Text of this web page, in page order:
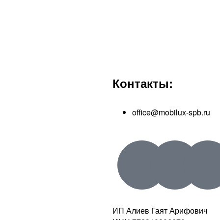
Контакты:
office@mobilux-spb.ru
ИП Алиев Гаят Арифович